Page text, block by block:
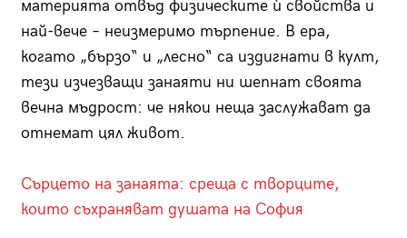
материята отвъд физическите ѝ свойства и
най-вече – неизмеримо търпение. В ера,
когато „бързо“ и „лесно“ са издигнати в култ,
тези изчезващи занаяти ни шепнат своята
вечна мъдрост: че някои неща заслужават да
отнемат цял живот.
Сърцето на занаята: среща с творците,
които съхраняват душата на София